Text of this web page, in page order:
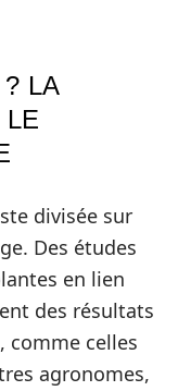
LA
divisée sur
Des études
en lien
des résultats
comme celles
agronomes,